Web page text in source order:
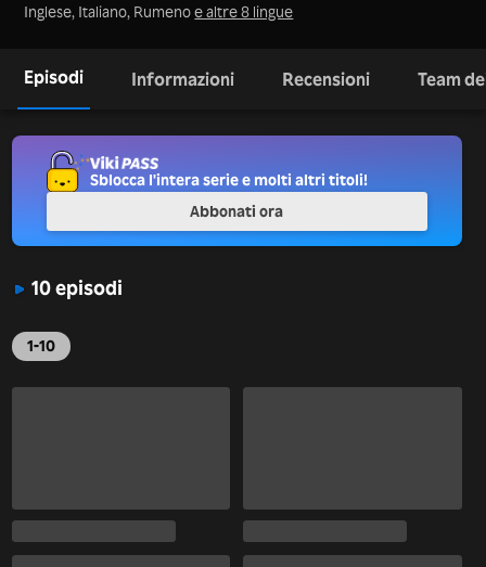
Inglese, Italiano, Rumenoe altre 8 lingue
Episodi Informazioni Recensioni Team
10 episodi
1-10
Sblocca l'intera serie e molti altri titoli!
Abbonati ora